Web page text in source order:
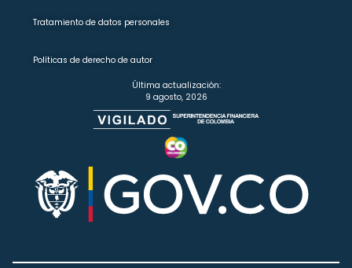
Tratamiento de datos personales
Políticas de derecho de autor
Última actualización:
9 agosto, 2026